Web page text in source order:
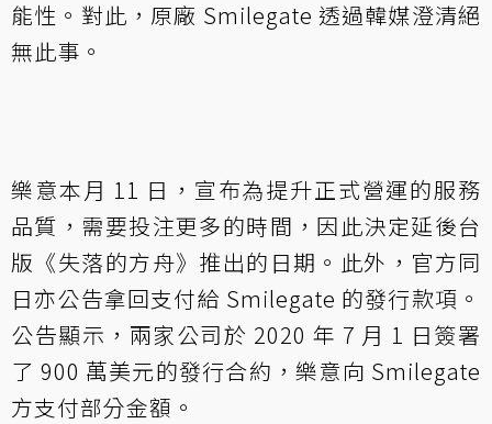
能性。對此，原廠 Smilegate 透過韓媒澄清絕
無此事。
樂意本月 11 日，宣布為提升正式營運的服務
品質，需要投注更多的時間，因此決定延後台
版《失落的方舟》推出的日期。此外，官方同
日亦公告拿回支付給 Smilegate 的發行款項。
公告顯示，兩家公司於 2020 年 7 月 1 日簽署
了 900 萬美元的發行合約，樂意向 Smilegate
方支付部分金額。